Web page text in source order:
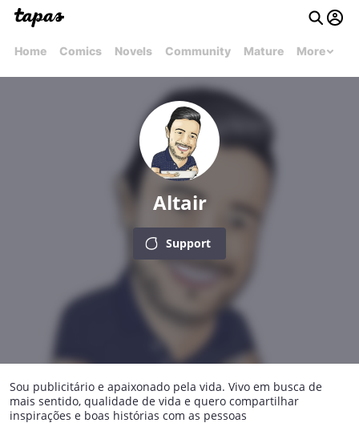
Home Comics Novels Community Mature More
Altair
Support
Sou publicitário e apaixonado pela vida. Vivo em busca de
mais sentido, qualidade de vida e quero compartilhar
inspirações e boas histórias com as pessoas